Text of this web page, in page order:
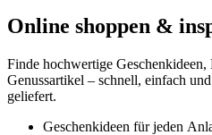
Online shoppen &
Finde hochwertige
Genussartikel – schnell, einfach
geliefert.
Geschenkideen für jeden